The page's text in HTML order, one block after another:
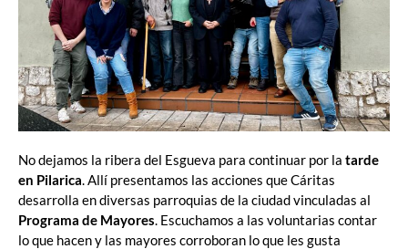
No dejamos la ribera del Esgueva para continuar por la tarde
en Pilarica . Allí presentamos las acciones que Cáritas
desarrolla en diversas parroquias de la ciudad vinculadas al
Programa de Mayores . Escuchamos a las voluntarias contar
lo que hacen y las mayores corroboran lo que les gusta